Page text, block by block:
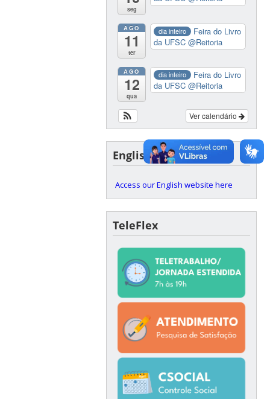
seg
AGO
11
ter
dia inteiro
Feira do Livro
da UFSC@Reitoria
AGO
12
qua
dia inteiro
Feira do Livro
da UFSC@Reitoria
Ver calendário
English version
Access our English website here
TeleFlex